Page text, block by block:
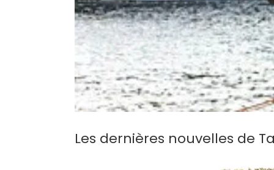
Les dernières nouvelles de